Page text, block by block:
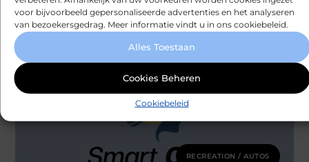
voor bijvoorbeeld gepersonaliseerde advertenties en het analyseren
van bezoekersgedrag. Meer informatie vindt u in ons cookiebeleid.
Alles Toestaan
Cookies Beheren
Cookiebeleid
feestweekenden en verjaardagen worden uitgebreider
gevierd
Smartclub
RECREATION / AUTOS